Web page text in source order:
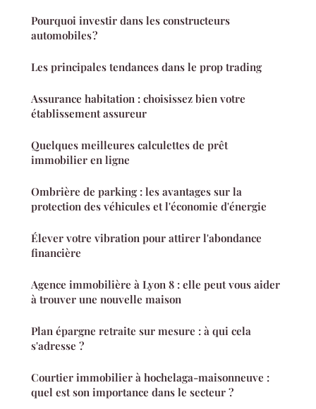
Pourquoi investir dans les constructeurs
automobiles ?
Les principales tendances dans le prop trading
Assurance habitation : choisissez bien votre
établissement assureur
Quelques meilleures calculettes de prêt
immobilier en ligne
Ombrière de parking : les avantages sur la
protection des véhicules et l'économie d'énergie
Élever votre vibration pour attirer l'abondance
financière
Agence immobilière à Lyon 8 : elle peut vous aider
à trouver une nouvelle maison
Plan épargne retraite sur mesure : à qui cela
s'adresse ?
Courtier immobilier à hochelaga-maisonneuve :
quel est son importance dans le secteur ?